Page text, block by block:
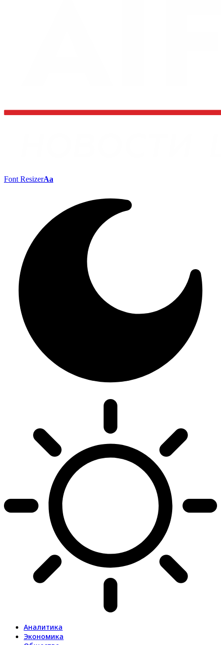
Font ResizerAa
Аналитика
Экономика